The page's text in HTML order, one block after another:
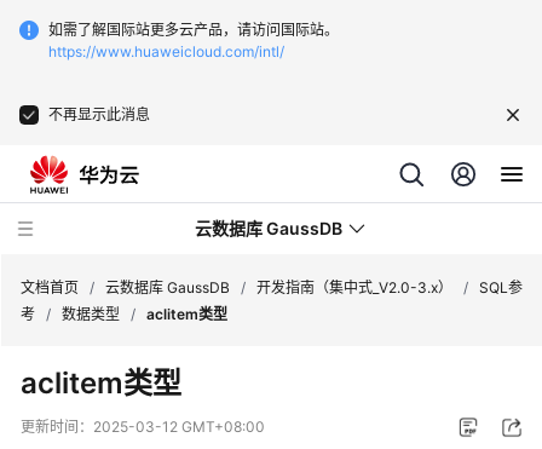
如需了解国际站更多云产品，请访问国际站。
https://www.huaweicloud.com/intl/
不再显示此消息
云数据库 GaussDB
新
动
文档首页 / 云数据库 GaussDB / 开发指南（集中式_V2.0-3.x） / SQL参
考 / 数据类型 / aclitem类型
aclitem类型
更新时间： 2025-03-12 GMT+08:00